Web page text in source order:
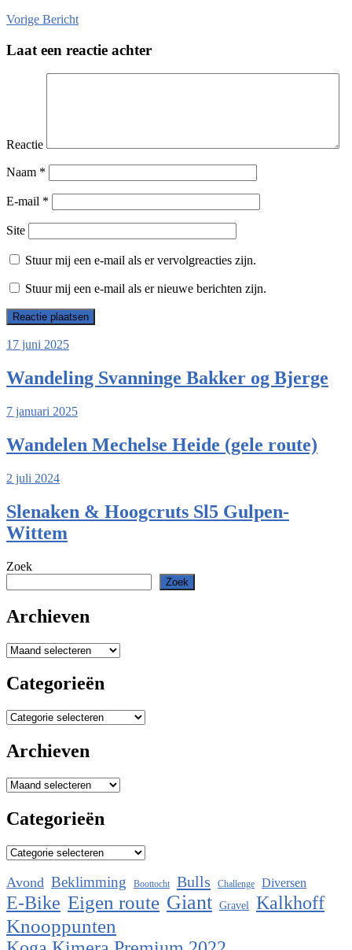
Vorige Bericht
Laat een reactie achter
Reactie
Naam *
E-mail *
Site
Stuur mij een e-mail als er vervolgreacties zijn.
Stuur mij een e-mail als er nieuwe berichten zijn.
17 juni 2025
Wandeling Svanninge Bakker og Bjerge
7 januari 2025
Wandelen Mechelse Heide (gele route)
2 juli 2024
Slenaken & Hoogcruts Sl5 Gulpen-
Wittem
Zoek
Zoek
Archieven
Archieven
Categorieën
Categorieën
Archieven
Archieven
Categorieën
Categorieën
Avond Beklimming Boottocht Bulls Challenge Diversen
E-Bike Eigen route Giant Gravel Kalkhoff
Knooppunten